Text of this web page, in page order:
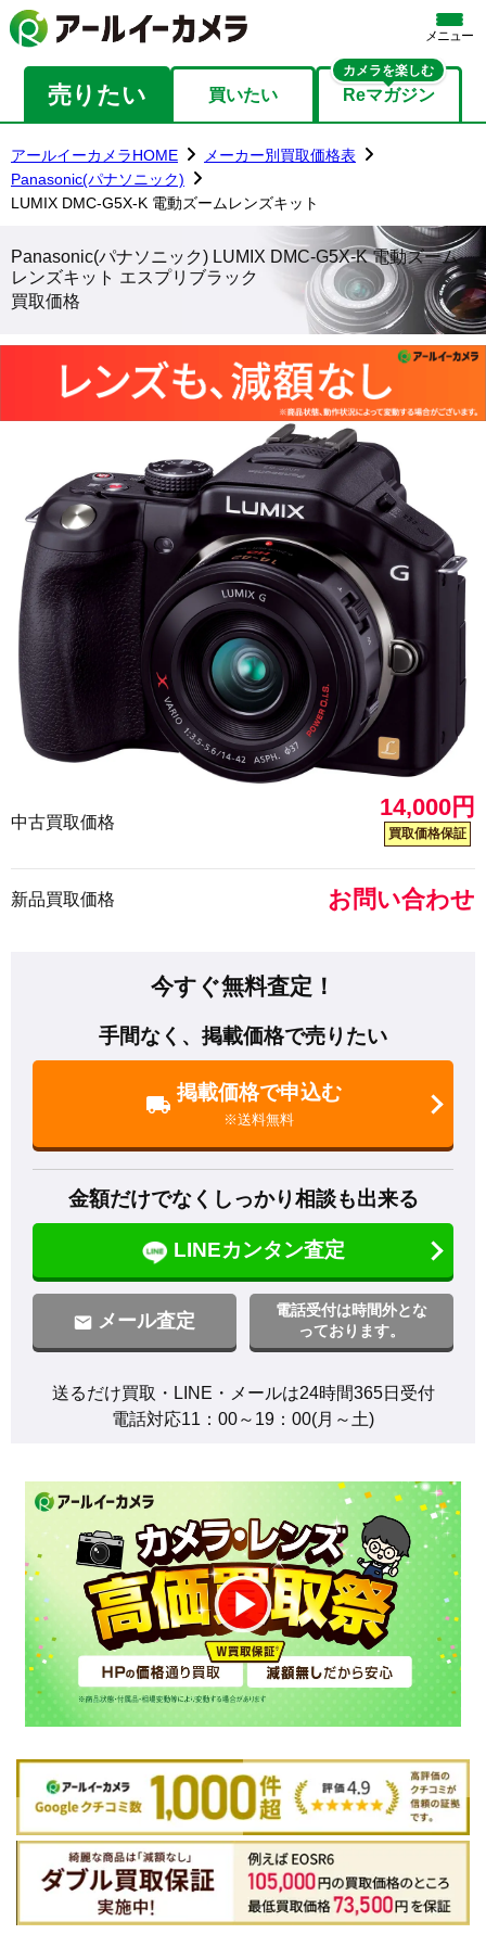
メニュー
売りたい 買いたい Reマガジン
カメラを楽しむ
アールイーカメラHOME
メーカー別買取価格表
Panasonic(パナソニック)
LUMIX DMC-G5X-K 電動ズームレンズキット
Panasonic(パナソニック) LUMIX DMC-G5X-K 電動ズーム
レンズキット エスプリブラック
買取価格
中古買取価格
14,000円
買取価格保証
新品買取価格 お問い合わせ
今すぐ無料査定！
手間なく、掲載価格で売りたい
掲載価格で申込む
※送料無料
金額だけでなくしっかり相談も出来る
LINEカンタン査定
メール査定
電話受付は時間外とな
っております。
送るだけ買取・LINE・メールは24時間365日受付
電話対応11：00～19：00(月～土)